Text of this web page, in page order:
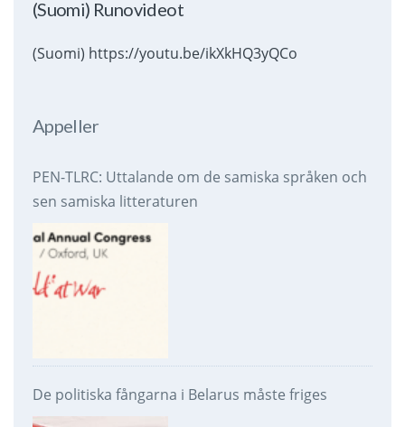
(Suomi) Runovideot
(Suomi) https://youtu.be/ikXkHQ3yQCo
Appeller
PEN-TLRC: Uttalande om de samiska språken och
sen samiska litteraturen
De politiska fångarna i Belarus måste friges